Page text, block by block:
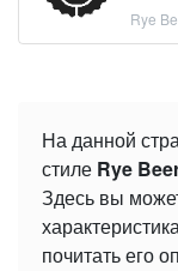
Rye
На данной
стиле Rye
Здесь вы
почитать его